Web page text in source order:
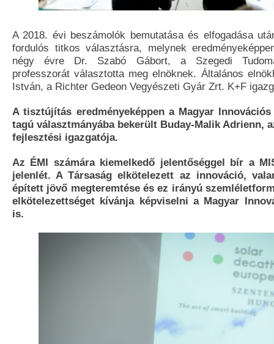
A 2018. évi beszámolók bemutatása és elfogadása
fordulós titkos választásra, melynek
négy évre Dr. Szabó Gábort, a Szegedi
professzorát választotta meg elnöknek. Általános
István, a Richter Gedeon Vegyészeti Gyár Zrt. K+F
A tisztújítás eredményeképpen a Magyar
tagú választmányába bekerült Buday-Malik Adrienn,
fejlesztési igazgatója.
Az ÉMI számára kiemelkedő jelentőséggel bír a
jelenlét. A Társaság elkötelezett az innováció,
épített jövő megteremtése és ez irányú
elkötelezettséget kívánja képviselni a Magyar
is.